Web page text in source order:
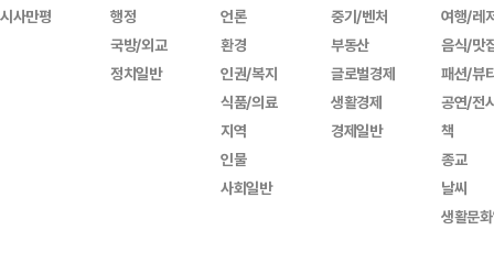
시사만평
행정
국방/외교
정치일반
언론
환경
인권/복지
식품/의료
지역
인물
사회일반
중기/벤처
부동산
글로벌경제
생활경제
경제일반
여행/레
음식/맛
패션/뷰
공연/전
책
종교
날씨
생활문